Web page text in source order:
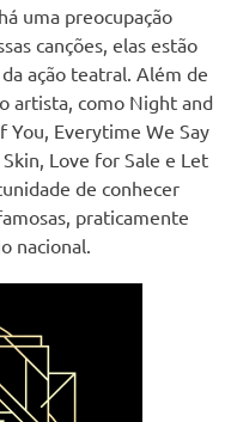
uma preocupação
canções, elas estão
ação teatral. Além de
artista, como Night and
You, Everytime We Say
Love for Sale e Let
de conhecer
praticamente
nacional.